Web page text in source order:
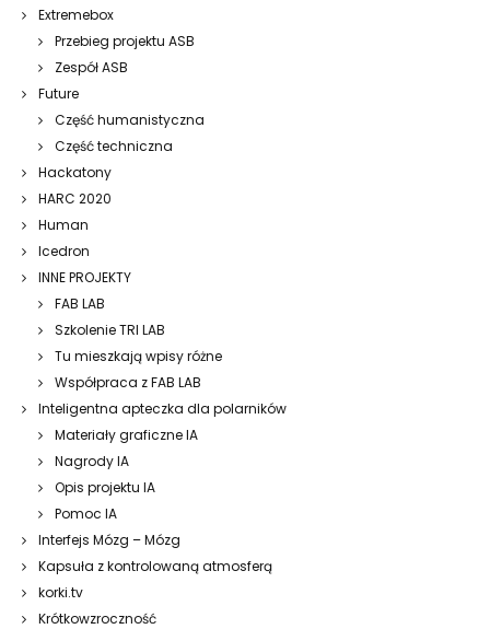
Extremebox
Przebieg projektu ASB
Zespół ASB
Future
Część humanistyczna
Część techniczna
Hackatony
HARC 2020
Human
Icedron
INNE PROJEKTY
FAB LAB
Szkolenie TRI LAB
Tu mieszkają wpisy różne
Współpraca z FAB LAB
Inteligentna apteczka dla polarników
Materiały graficzne IA
Nagrody IA
Opis projektu IA
Pomoc IA
Interfejs Mózg – Mózg
Kapsuła z kontrolowaną atmosferą
korki.tv
Krótkowzroczność